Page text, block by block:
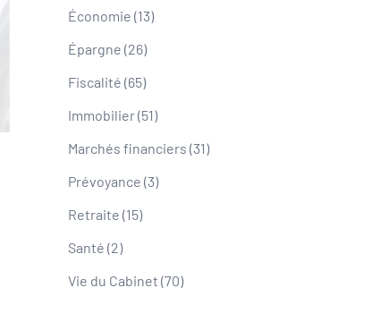
Économie (13)
Épargne (26)
Fiscalité (65)
Immobilier(51)
Marchés financiers (31)
Prévoyance (3)
Retraite (15)
Santé (2)
Vie du Cabinet (70)